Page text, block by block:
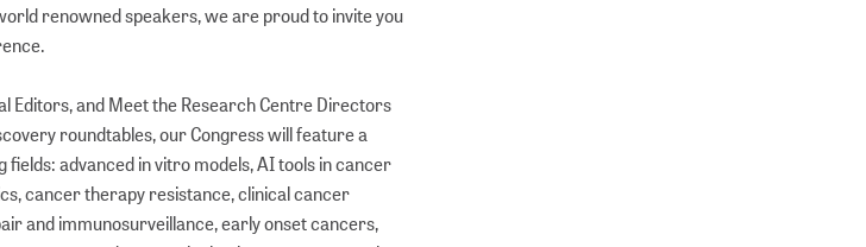
renowned speakers, we are proud to invite you
Editors, and Meet the Research Centre Directors
roundtables, our Congress will feature a
advanced in vitro models, AI tools in cancer
cancer therapy resistance, clinical cancer
and immunosurveillance, early onset cancers,